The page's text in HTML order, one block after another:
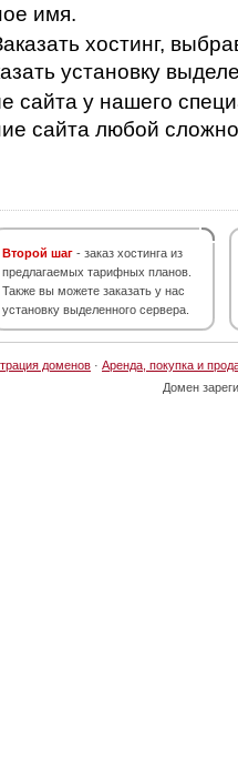
имя.
хостинг,
установку
сайта у нашего
сайта любой
Второй шаг - заказ хостинга из
предлагаемых тарифных планов.
Также вы можете заказать у нас
установку выделенного сервера.
доменов · Аренда, покупка и
Домен